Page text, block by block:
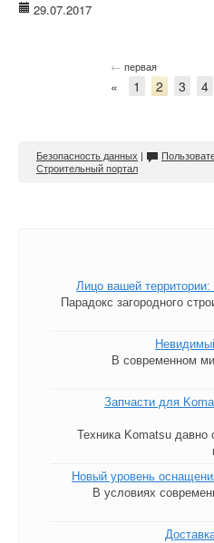
29.07.2017
← первая
« 1 2 3 4
Безопасность данных |
Строительный портал
Лицо вашей
Парадокс загородного
В современном
Запчасти для
Техника Komatsu давно
Новый уровень
В условиях